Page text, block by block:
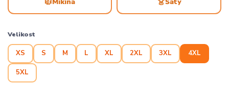
Mikina Šaty
Velikost
XS S M L XL 2XL 3XL 4XL
5XL